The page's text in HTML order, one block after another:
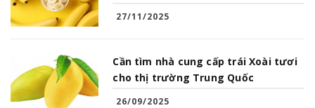
27/11/2025
Cần tìm nhà cung cấp trái Xoài tươi
cho thị trường Trung Quốc
26/09/2025